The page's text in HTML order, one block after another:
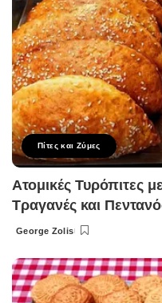
Πίτες και Ζύμες
Ατομικές Τυρόπιτες
Τραγανές και
Posted
George Zolis